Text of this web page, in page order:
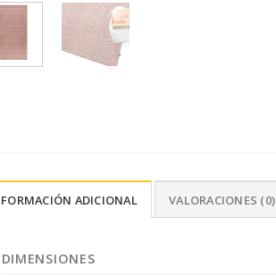
ADICIONAL VALORACIONES (0)
DIMENSIONES